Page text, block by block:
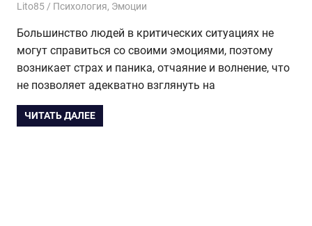
11.10.2017
Lito85 Психология, Эмоции
Большинство людей в критических ситуациях не
могут справиться со своими эмоциями, поэтому
возникает страх и паника, отчаяние и волнение, что
не позволяет адекватно взглянуть на
ЧИТАТЬ ДАЛЕЕ